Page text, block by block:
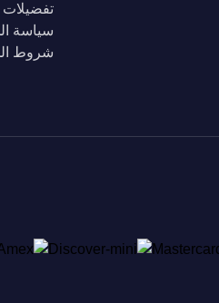
تفضيلات
سياسة
شروط